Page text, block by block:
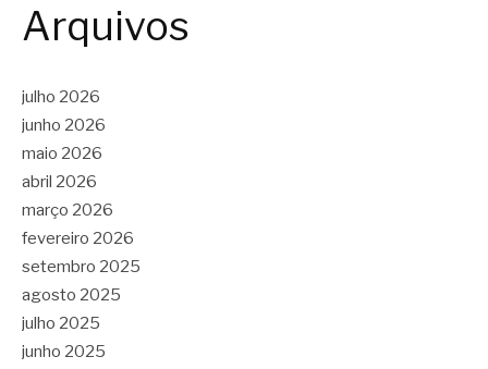
Arquivos
julho 2026
junho 2026
maio 2026
abril 2026
março 2026
fevereiro 2026
setembro 2025
agosto 2025
julho 2025
junho 2025